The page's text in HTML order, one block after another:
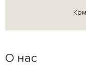
О нас